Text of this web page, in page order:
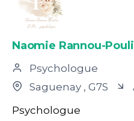
Naomie Rannou-
Psychologue
Saguenay , G7S
Psychologue